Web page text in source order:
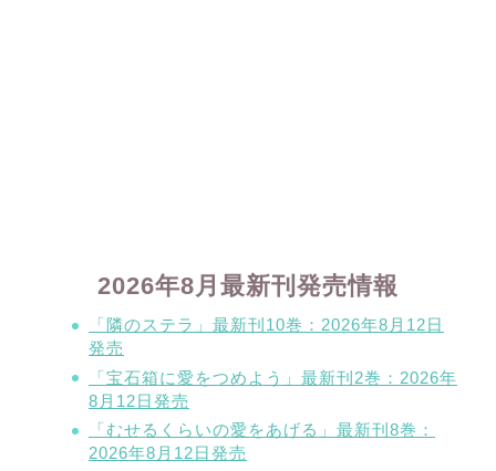
2026年8月最新刊発売情報
「隣のステラ」最新刊10巻：2026年8月12日
発売
「宝石箱に愛をつめよう」最新刊2巻：2026年
8月12日発売
「むせるくらいの愛をあげる」最新刊8巻：
2026年8月12日発売